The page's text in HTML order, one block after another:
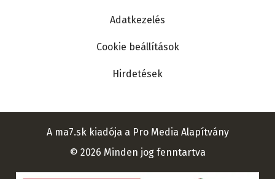
Adatkezelés
Cookie beállítások
Hirdetések
A ma7.sk kiadója a Pro Media Alapítvány
© 2026 Minden jog fenntartva